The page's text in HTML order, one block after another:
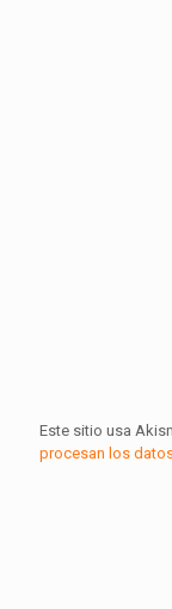
Este sitio usa
procesan los